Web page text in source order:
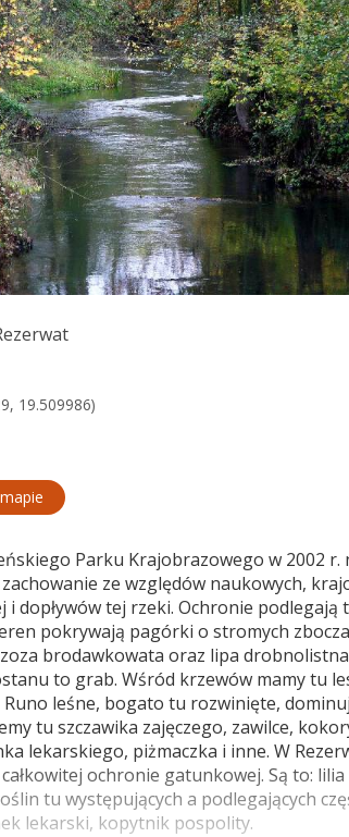
19.509986)
Parku Krajobrazowego w 2002 r.
ze względów naukowych,
dopływów tej rzeki. Ochronie podlegają
pokrywają pagórki o stromych
brodawkowata oraz lipa
to grab. Wśród krzewów mamy tu
Runo leśne, bogato tu rozwinięte,
tu szczawika zajęczego, zawilce,
lekarskiego, piżmaczka i inne. W
ochronie gatunkowej. Są to: lilia
tu występujących a podlegających
lekarski, kopytnik pospolity.